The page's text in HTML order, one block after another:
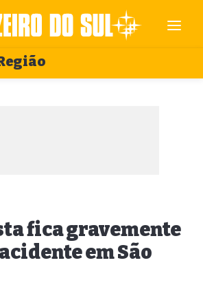
fica gravemente
em São